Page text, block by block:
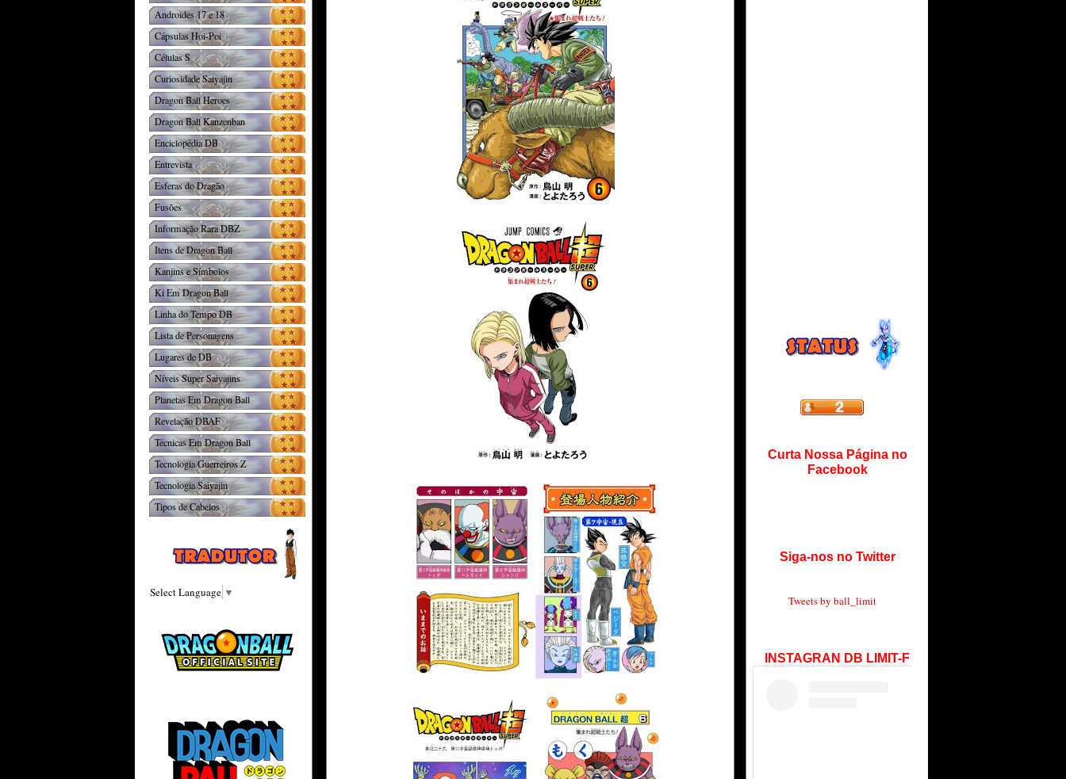
Androides 17 e 18
Cápsulas Hoi-Poi
Células S
Curiosidade Saiyajin
Dragon Ball Heroes
Dragon Ball Kanzenban
Enciclopédia DB
Entrevista
Esferas do Dragão
Fusões
Informação Rara DBZ
Itens de Dragon Ball
Kanjins e Símbolos
Ki Em Dragon Ball
Linha do Tempo DB
Lista de Personagens
Lugares de DB
Níveis Super Saiyajins
Planetas Em Dragon Ball
Revelação DBAF
Técnicas Em Dragon Ball
Tecnologia Guerreiros Z
Tecnologia Saiyajin
Tipos de Cabelos
Select Language ▼
Curta Nossa Página no
Facebook
Siga-nos no Twitter
Tweets by ball_limit
INSTAGRAN DB LIMIT-F